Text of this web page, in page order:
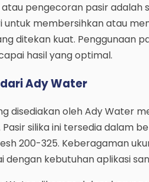
pengecoran pasir adalah
untuk membersihkan atau
ditekan kuat. Penggunaan
hasil yang optimal.
Ady Water
disediakan oleh Ady Water
silika ini tersedia dalam
200-325. Keberagaman
dengan kebutuhan aplikasi